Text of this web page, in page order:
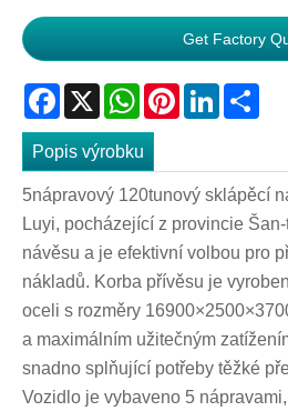
Get Factory
Facebook
X WhatsApp
PinterestLinkedIn
Popis výrobku
5nápravový 120tunový sklápěcí
Luyi, pocházející z provincie
návěsu a je efektivní volbou pro
nákladů. Korba přívěsu je
oceli s rozměry
a maximálním užitečným
snadno splňující potřeby těžké
Vozidlo je vybaveno 5